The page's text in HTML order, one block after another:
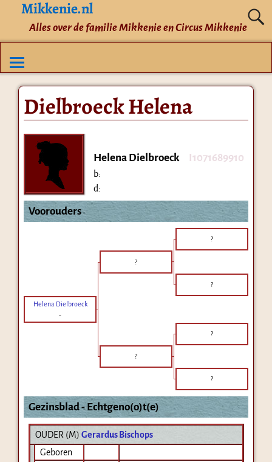
Mikkenie.nl
Alles over de familie Mikkenie en Circus Mikkenie
Dielbroeck Helena
Helena Dielbroeck I1071689910
b:
d:
Voorouders
?
?
?
Helena Dielbroeck
-
?
?
?
Gezinsblad - Echtgeno(o)t(e)
OUDER (M) Gerardus Bischops
Geboren